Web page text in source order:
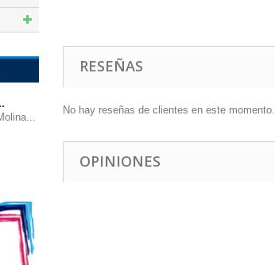
RESEÑAS
No hay reseñas de clientes en este momento.
OPINIONES